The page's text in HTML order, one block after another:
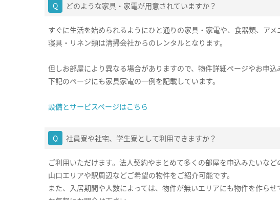
どのような家具・家電が用意されていますか？
すぐに生活を始められるようにひと通りの家具・家電や、食器類、アメ
寝具・リネン類は清掃会社からのレンタルとなります。
但しお部屋により異なる場合がありますので、物件詳細ページやお申込
下記のページにも家具家電の一例を記載しています。
設備とサービスページはこちら
社員寮や社宅、学生寮として利用できますか？
ご利用いただけます。法人契約やまとめて多くの部屋を申込みたいな
山口エリアや駅周辺などご希望の物件をご紹介可能です。
また、入居期間や人数によっては、物件が無いエリアにも物件を作らせ